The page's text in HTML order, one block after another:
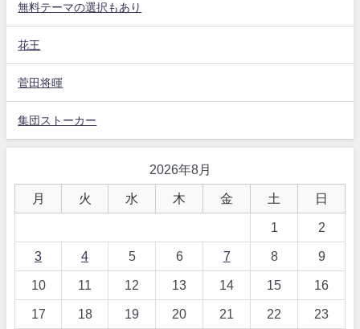
無料テーマの選択もあり
花王
菅田将暉
集団ストーカー
2026年8月
月 火 水 木 金 土 日
1 2
3 4 5 6 7 8 9
10 11 12 13 14 15 16
17 18 19 20 21 22 23